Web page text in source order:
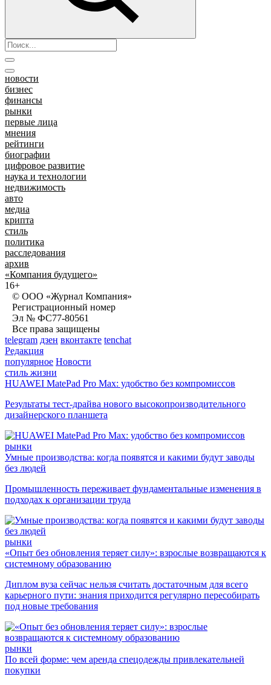
новости
бизнес
финансы
рынки
первые лица
мнения
рейтинги
биографии
цифровое развитие
наука и технологии
недвижимость
авто
медиа
крипта
стиль
политика
расследования
архив
«Компания будущего»
16+
© ООО «Журнал Компания»
Регистрационный номер
Эл № ФС77-80561
Все права защищены
telegram дзен вконтакте tenchat
Редакция
популярное Новости
стиль жизни
HUAWEI MatePad Pro Max: удобство без компромиссов
Результаты тест-драйва нового высокопроизводительного
дизайнерского планшета
рынки
Умные производства: когда появятся и какими будут заводы
без людей
Промышленность переживает фундаментальные изменения в
подходах к организации труда
рынки
«Опыт без обновления теряет силу»: взрослые возвращаются к
системному образованию
Диплом вуза сейчас нельзя считать достаточным для всего
карьерного пути: знания приходится регулярно пересобирать
под новые требования
рынки
По всей форме: чем аренда спецодежды привлекательней
покупки